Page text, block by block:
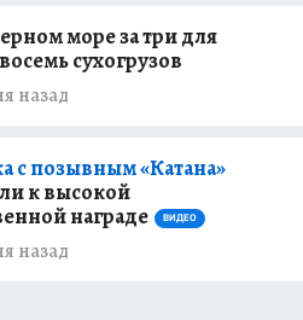
море за три для
сухогрузов
назад
с позывным «Катана»
к высокой
награде
ВИДЕО
назад